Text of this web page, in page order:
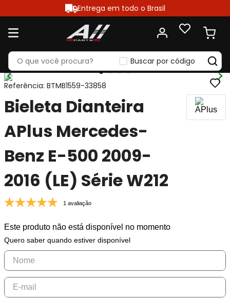
Entrega em todo o Brasil
Buscar por código
Referência: BTMB1559-33858
Bieleta Dianteira
APlus Mercedes-
Benz E-500 2009-
2016 (LE) Série W212
1 avaliação
Este produto não está disponível no momento
Quero saber quando estiver disponível